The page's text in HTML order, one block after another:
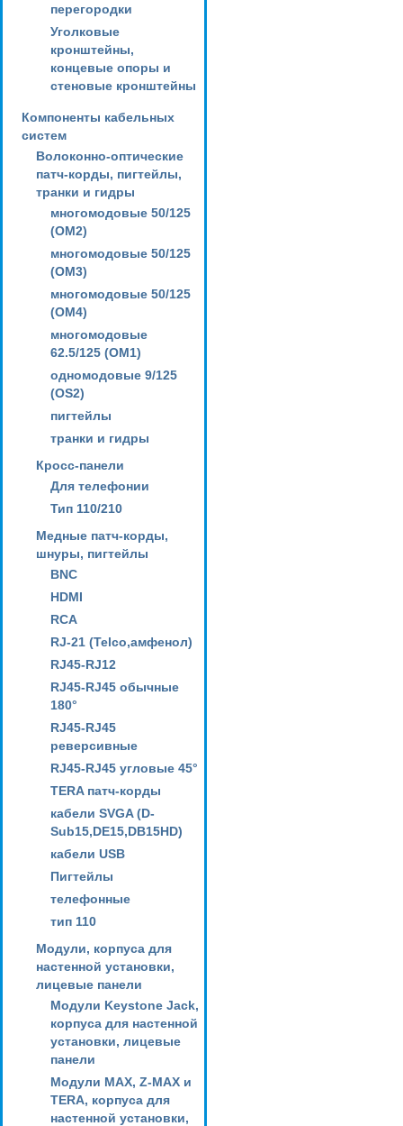
перегородки
Уголковые
кронштейны,
концевые опоры и
стеновые кронштейны
Компоненты кабельных
систем
Волоконно-оптические
патч-корды, пигтейлы,
транки и гидры
многомодовые 50/125
(OM2)
многомодовые 50/125
(OM3)
многомодовые 50/125
(OM4)
многомодовые
62.5/125 (OM1)
одномодовые 9/125
(OS2)
пигтейлы
транки и гидры
Кросс-панели
Для телефонии
Тип 110/210
Медные патч-корды,
шнуры, пигтейлы
BNC
HDMI
RCA
RJ-21 (Telco,амфенол)
RJ45-RJ12
RJ45-RJ45 обычные
180°
RJ45-RJ45
реверсивные
RJ45-RJ45 угловые 45°
TERA патч-корды
кабели SVGA (D-
Sub15,DE15,DB15HD)
кабели USB
Пигтейлы
телефонные
тип 110
Модули, корпуса для
настенной установки,
лицевые панели
Модули Keystone Jack,
корпуса для настенной
установки, лицевые
панели
Модули MAX, Z-MAX и
TERA, корпуса для
настенной установки,